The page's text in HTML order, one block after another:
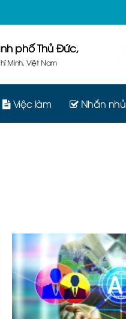
phố Thủ Đức,
Minh, Việt Nam
Việc làm Nhắn nhủ